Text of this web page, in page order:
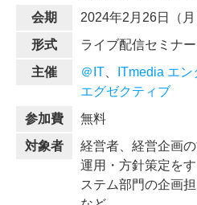
会期
2024年2月26日（月
形式
ライブ配信セミナー
主催
＠IT ITmedia エ
エグゼクティブ
参加費
無料
対象者
経営者、経営企画
運用・方針策定を
ステム部門の企画